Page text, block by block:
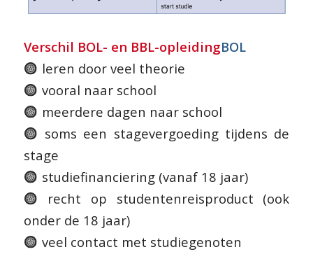
Verschil BOL- en BBL-opleidingBOL
leren door veel theorie
vooral naar school
meerdere dagen naar school
soms een stagevergoeding tijdens de
stage
studiefinanciering (vanaf 18 jaar)
recht op studentenreisproduct (ook
onder de 18 jaar)
veel contact met studiegenoten